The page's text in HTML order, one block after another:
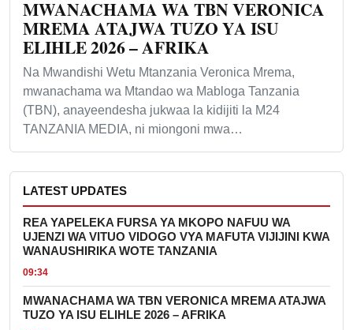
MWANACHAMA WA TBN VERONICA
MREMA ATAJWA TUZO YA ISU
ELIHLE 2026 – AFRIKA
Na Mwandishi Wetu Mtanzania Veronica Mrema,
mwanachama wa Mtandao wa Mabloga Tanzania
(TBN), anayeendesha jukwaa la kidijiti la M24
TANZANIA MEDIA, ni miongoni mwa…
LATEST UPDATES
REA YAPELEKA FURSA YA MKOPO NAFUU WA
UJENZI WA VITUO VIDOGO VYA MAFUTA VIJIJINI KWA
WANAUSHIRIKA WOTE TANZANIA
09:34
MWANACHAMA WA TBN VERONICA MREMA ATAJWA
TUZO YA ISU ELIHLE 2026 – AFRIKA